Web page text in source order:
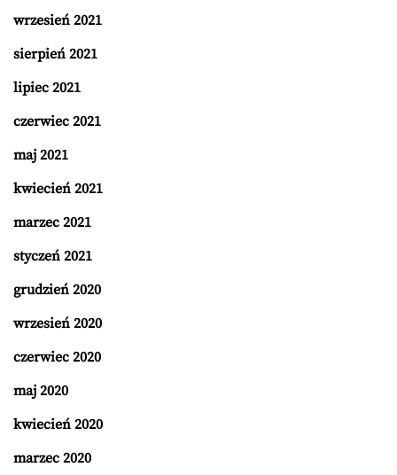
wrzesień 2021
sierpień 2021
lipiec 2021
czerwiec 2021
maj 2021
kwiecień 2021
marzec 2021
styczeń 2021
grudzień 2020
wrzesień 2020
czerwiec 2020
maj 2020
kwiecień 2020
marzec 2020